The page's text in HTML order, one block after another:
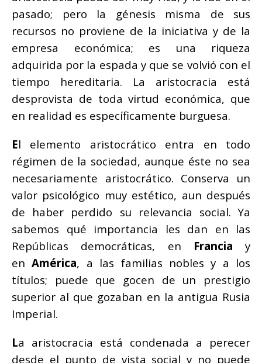
pasado; pero la génesis misma de sus
recursos no proviene de la iniciativa y de la
empresa económica; es una riqueza
adquirida por la espada y que se volvió con el
tiempo hereditaria. La aristocracia está
desprovista de toda virtud económica, que
en realidad es específicamente burguesa.
El elemento aristocrático entra en todo
régimen de la sociedad, aunque éste no sea
necesariamente aristocrático. Conserva un
valor psicológico muy estético, aun después
de haber perdido su relevancia social. Ya
sabemos qué importancia les dan en las
Repúblicas democráticas, en Francia y
enAmérica, a las familias nobles y a los
títulos; puede que gocen de un prestigio
superior al que gozaban en la antigua Rusia
Imperial.
La aristocracia está condenada a perecer
desde el punto de vista social y no puede